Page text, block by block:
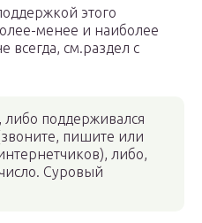
этого
менее и наиболее
см.раздел с
поддерживался
пишите или
либо,
Суровый